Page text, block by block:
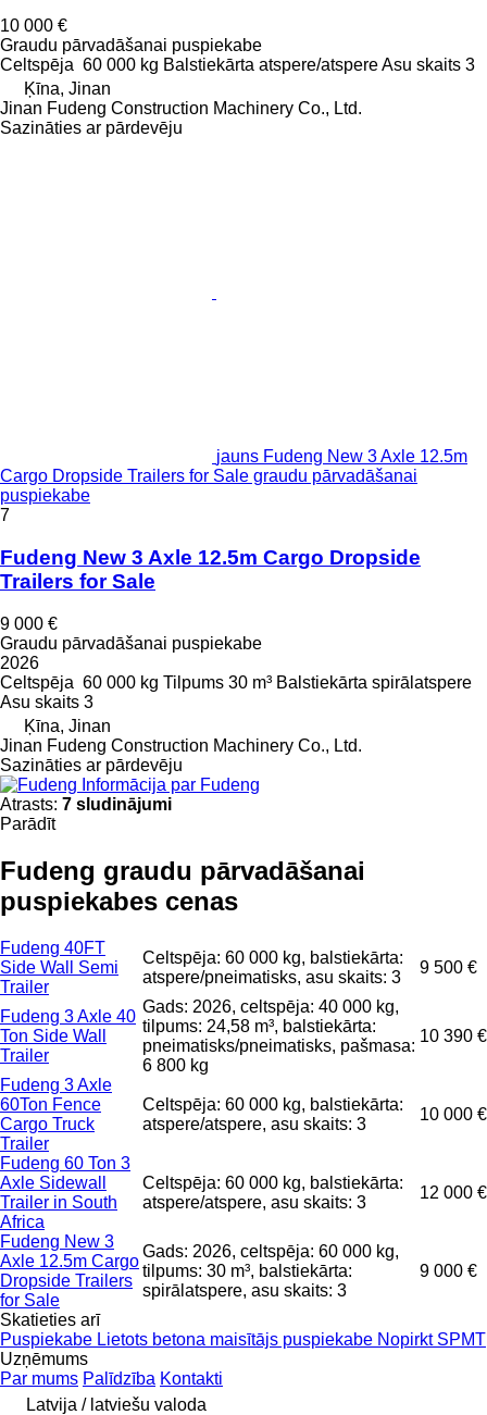
10 000 €
Graudu pārvadāšanai puspiekabe
Celtspēja 60 000 kg Balstiekārta atspere/atspereAsu skaits 3
Ķīna, Jinan
Jinan Fudeng Construction Machinery Co., Ltd.
Sazināties ar pārdevēju
jauns Fudeng New 3 Axle 12.5m
Cargo Dropside Trailers for Sale graudu pārvadāšanai
puspiekabe
7
Fudeng New 3 Axle 12.5m Cargo Dropside
Trailers for Sale
9 000 €
Graudu pārvadāšanai puspiekabe
2026
Celtspēja 60 000 kg Tilpums 30 m³ Balstiekārta spirālatspere
Asu skaits 3
Ķīna, Jinan
Jinan Fudeng Construction Machinery Co., Ltd.
Sazināties ar pārdevēju
Informācija par Fudeng
Atrasts: 7 sludinājumi
Parādīt
Fudeng graudu pārvadāšanai
puspiekabes cenas
Fudeng 40FT
Side Wall Semi
Trailer
Celtspēja: 60 000 kg, balstiekārta:
atspere/pneimatisks, asu skaits: 3
9 500 €
Fudeng 3 Axle 40
Ton Side Wall
Trailer
Gads: 2026, celtspēja: 40 000 kg,
tilpums: 24,58 m³, balstiekārta:
pneimatisks/pneimatisks, pašmasa:
6 800 kg
10 390 €
Fudeng 3 Axle
60Ton Fence
Cargo Truck
Trailer
Celtspēja: 60 000 kg, balstiekārta:
atspere/atspere, asu skaits: 3
10 000 €
Fudeng 60 Ton 3
Axle Sidewall
Trailer in South
Africa
Celtspēja: 60 000 kg, balstiekārta:
atspere/atspere, asu skaits: 3
12 000 €
Fudeng New 3
Axle 12.5m Cargo
Dropside Trailers
for Sale
Gads: 2026, celtspēja: 60 000 kg,
tilpums: 30 m³, balstiekārta:
spirālatspere, asu skaits: 3
9 000 €
Skatieties arī
Puspiekabe Lietots betona maisītājs puspiekabe Nopirkt SPMT
Uzņēmums
Par mums Palīdzība Kontakti
Latvija / latviešu valoda